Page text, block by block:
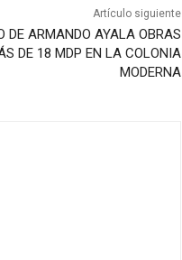
Artículo siguiente
DE ARMANDO AYALA OBRAS
DE 18 MDP EN LA COLONIA
MODERNA